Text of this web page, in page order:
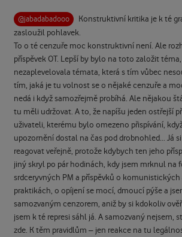
@jabadabadooo
Konstruktivní kritika je k té
zasloužil pohlavek.
To o té cenzuře moc konstruktivní není. Ale
příspěvek OT. Lepší by bylo na toto založit
nezaplevelovala témata, která s tím vůbec
tím, jaká je tu volnost se o nějaké cenzuře a
nedá i když samozřejmě probíhá. Ale nějakou
tu měli udržovat. A to, že napíšu jeden ostřejší
uživateli, kterému bylo omezeno přispívání,
upozornění dostal na čas pod drobnohled... Já
reagovat veřejně, protože kdybych ten jeho
jiný skryl po pár hodinách, kdy jsem mrknul na
srdceryvných PM a příspěvků o
praktikách, o opíjení se mocí, dmoucí pýše a
samozvaným cenzorem, aniž by si kdokoliv
jsem k té represi sáhl já. A samozvaný nejsem,
zde. K těm pravidlům – jen reakce na tu